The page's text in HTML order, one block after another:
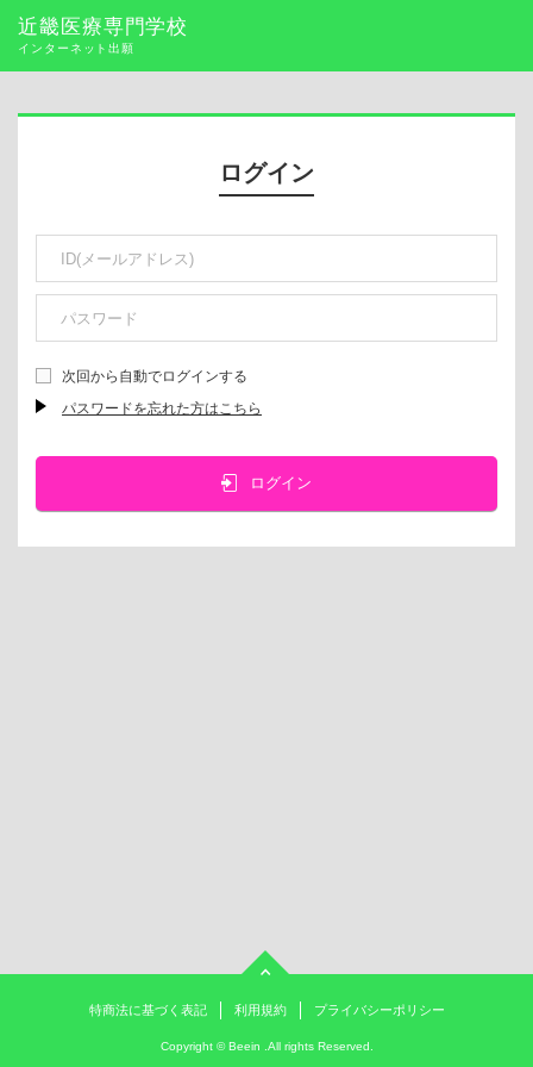
近畿医療専門学校
インターネット出願
ログイン
次回から自動でログインする
パスワードを忘れた方はこちら
特商法に基づく表記 利用規約 プライバシーポリシー
Copyright ©Beein .All rights Reserved.